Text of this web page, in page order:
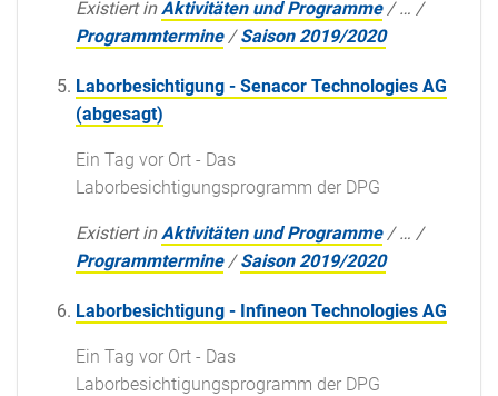
Existiert in Aktivitäten und Programme /… /
Programmtermine /Saison 2019/2020
Laborbesichtigung - Senacor Technologies AG
(abgesagt)
Ein Tag vor Ort - Das
Laborbesichtigungsprogramm der DPG
Existiert in Aktivitäten und Programme /… /
Programmtermine /Saison 2019/2020
Laborbesichtigung - Infineon Technologies AG
Ein Tag vor Ort - Das
Laborbesichtigungsprogramm der DPG